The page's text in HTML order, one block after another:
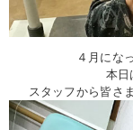
４月にな
本日
スタッフから皆さ